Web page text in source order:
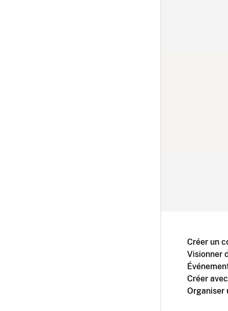
Créer un
Visionner
Créer
Organiser